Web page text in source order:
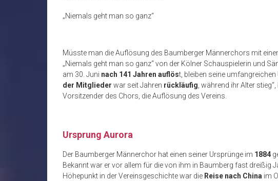
„Niemals geht man so ganz“
Müsste man die Auflösung des Baumberger Männerchors mit
„Niemals geht man so ganz“ von der Kölner Schauspielerin und
am 30. Juni nach 141 Jahren auflöst, bleiben seine umfangreichen
der Mitglieder war seit Jahren rückläufig , während ihr Alter
Vorsitzender des Chors, die Auflösung des Vereins.
Ursprung Aurora
Der Baumberger Männerchor hat einen seiner Ursprünge im 1884
Bekannt war er vor allem für die von ihm in Baumberg fast dreißig
Höhepunkt in der Vereinsgeschichte war die Reise nach China im